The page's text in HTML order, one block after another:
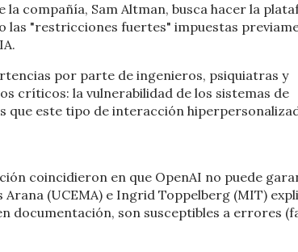
compañía, Sam Altman, busca hacer la
las "restricciones fuertes" impuestas
por parte de ingenieros, psiquiatras y
críticos: la vulnerabilidad de los sistemas de
que este tipo de interacción
coincidieron en que OpenAI no puede
(UCEMA) e Ingrid Toppelberg (MIT)
documentación, son susceptibles a errores